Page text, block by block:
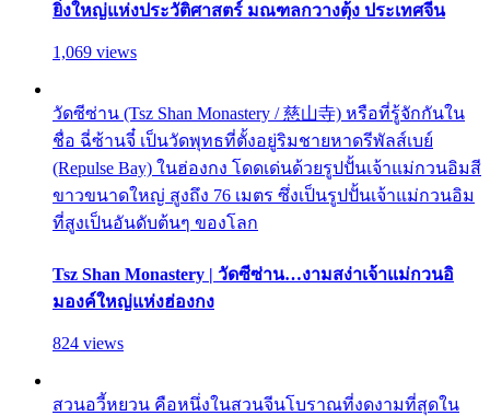
ยิ่งใหญ่แห่งประวัติศาสตร์ มณฑลกวางตุ้ง ประเทศจีน
1,069 views
วัดซีซ่าน (Tsz Shan Monastery / 慈山寺) หรือที่รู้จักกันใน
ชื่อ ฉี่ซ้านจี๋ เป็นวัดพุทธที่ตั้งอยู่ริมชายหาดรีพัลส์เบย์
(Repulse Bay) ในฮ่องกง โดดเด่นด้วยรูปปั้นเจ้าแม่กวนอิมสี
ขาวขนาดใหญ่ สูงถึง 76 เมตร ซึ่งเป็นรูปปั้นเจ้าแม่กวนอิม
ที่สูงเป็นอันดับต้นๆ ของโลก
Tsz Shan Monastery | วัดซีซ่าน…งามสง่าเจ้าแม่กวนอิ
มองค์ใหญ่แห่งฮ่องกง
824 views
สวนอวี้หยวน คือหนึ่งในสวนจีนโบราณที่งดงามที่สุดใน